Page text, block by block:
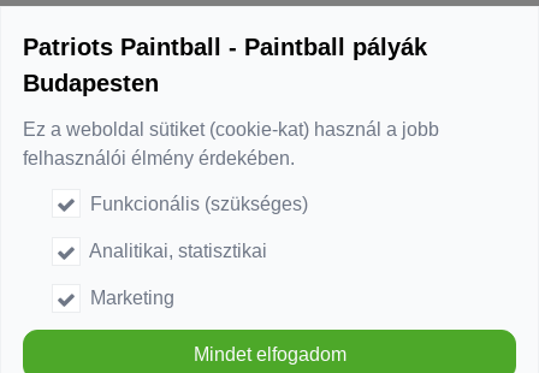
Üzenetküldés
-
-
Név*
Patriots Paintball - Paintball pályák
Budapesten
Ez a weboldal sütiket (cookie-kat) használ a jobb
felhasználói élmény érdekében.
Funkcionális (szükséges)
Analitikai, statisztikai
Marketing
Mindet elfogadom